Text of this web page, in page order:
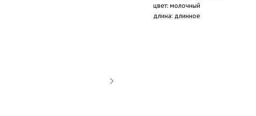
цвет: молочный
длина: длинное